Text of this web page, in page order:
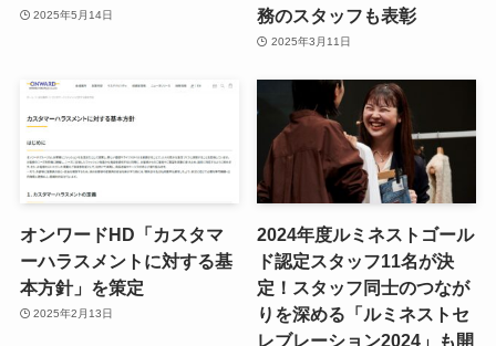
2025年5月14日
務のスタッフも表彰
2025年3月11日
オンワードHD「カスタマ
ーハラスメントに対する基
本方針」を策定
2025年2月13日
2024年度ルミネストゴール
ド認定スタッフ11名が決
定！スタッフ同士のつなが
りを深める「ルミネストセ
レブレーション2024」も開